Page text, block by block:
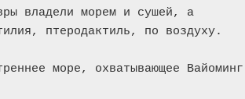
владели морем и сушей, а
птеродактиль, по воздуху.
море, охватывающее